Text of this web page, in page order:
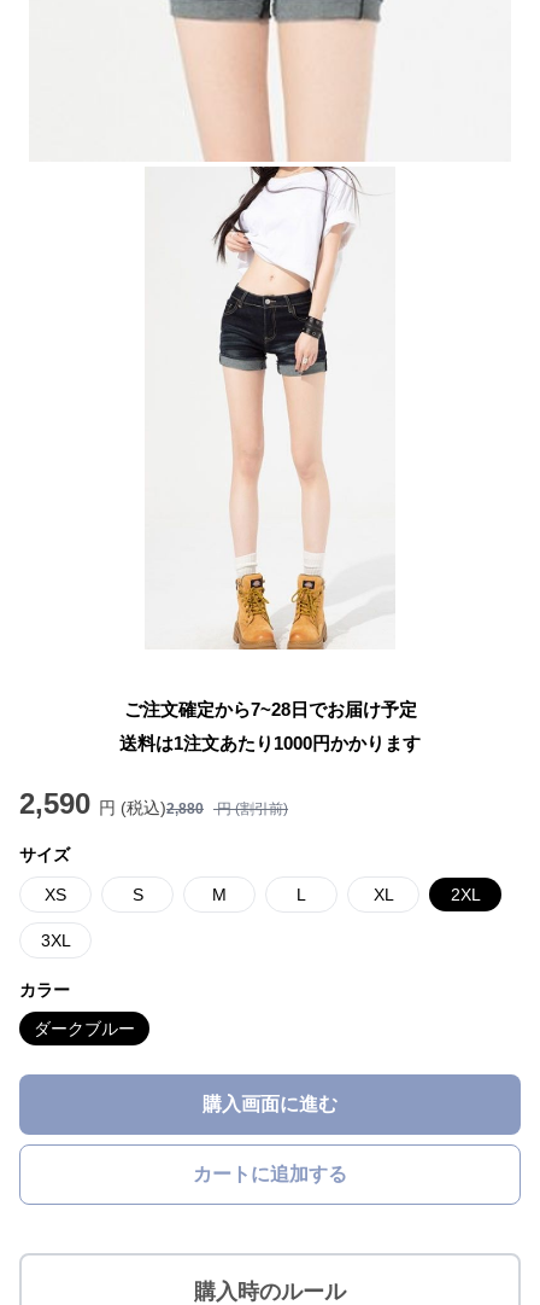
ご注文確定から7~28日でお届け予定
送料は1注文あたり 1000円かかります
2,590 円 (税込)2,880 円 (割引前)
サイズ
XS S M L XL 2XL
3XL
カラー
ダークブルー
購入画面に進む
カートに追加する
購入時のルール